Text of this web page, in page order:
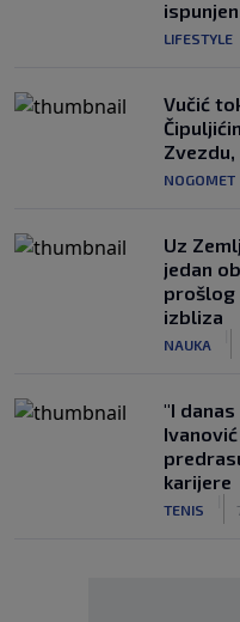
LIFESTYLE
Vučić
NOGOMET
Uz
jedan
prošlog
izbliza
NAUKA
"I
karijere
TENIS